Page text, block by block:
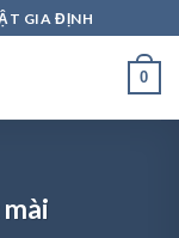
GIA ĐỊNH
0